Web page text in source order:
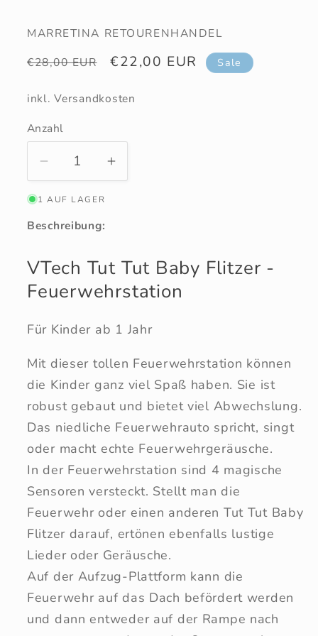
MARRETINA RETOURENHANDEL
Normaler
€28,00 EUR Verkaufspreis
€22,00 EUR Sale
inkl. Versandkosten
Anzahl
Anzahl
Verringere
Menge
für
Tut
Baby
Flitzer
Feuerwehrstation
Erhöhe
Tut
Baby
Flitzer
Feuerwehrstation
1 AUF LAGER
Beschreibung:
VTech Tut Tut Baby Flitzer -
Feuerwehrstation
Für Kinder ab 1 Jahr
Mit dieser tollen Feuerwehrstation können
die Kinder ganz viel Spaß haben. Sie ist
robust gebaut und bietet viel Abwechslung.
Das niedliche Feuerwehrauto spricht, singt
oder macht echte Feuerwehrgeräusche.
In der Feuerwehrstation sind 4 magische
Sensoren versteckt. Stellt man die
Feuerwehr oder einen anderen Tut Tut Baby
Flitzer darauf, ertönen ebenfalls lustige
Lieder oder Geräusche.
Auf der Aufzug-Plattform kann die
Feuerwehr auf das Dach befördert werden
und dann entweder auf der Rampe nach